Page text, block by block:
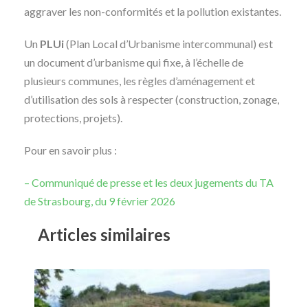
aggraver les non-conformités et la pollution existantes.
Un PLUi(Plan Local d’Urbanisme intercommunal) est
un document d’urbanisme qui fixe, à l’échelle de
plusieurs communes, les règles d’aménagement et
d’utilisation des sols à respecter (construction, zonage,
protections, projets).
Pour en savoir plus :
– Communiqué de presse et les deux jugements du TA
de Strasbourg, du 9 février 2026
Articles similaires